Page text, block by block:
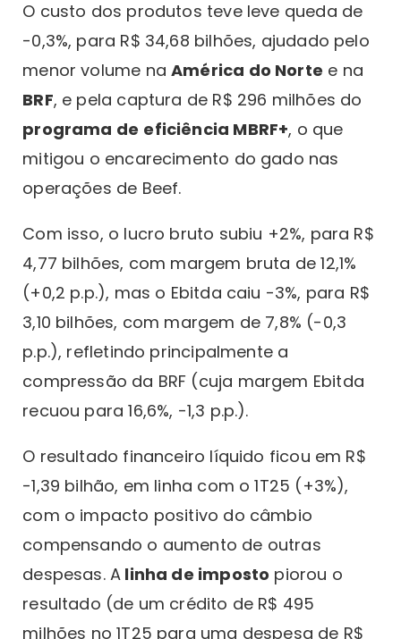
O custo dos produtos teve leve queda de
-0,3%, para R$ 34,68 bilhões, ajudado pelo
menor volume naAmérica do Norte e na
BRF, e pela captura de R$ 296 milhões do
programa de eficiência MBRF+, o que
mitigou o encarecimento do gado nas
operações de Beef.
Com isso, o lucro bruto subiu +2%, para R$
4,77 bilhões, com margem bruta de 12,1%
(+0,2 p.p.), mas o Ebitda caiu -3%, para R$
3,10 bilhões, com margem de 7,8% (-0,3
p.p.), refletindo principalmente a
compressão da BRF (cuja margem Ebitda
recuou para 16,6%, -1,3 p.p.).
O resultado financeiro líquido ficou em R$
-1,39 bilhão, em linha com o 1T25 (+3%),
com o impacto positivo do câmbio
compensando o aumento de outras
despesas. A linha de imposto piorou o
resultado (de um crédito de R$ 495
milhões no 1T25 para uma despesa de R$